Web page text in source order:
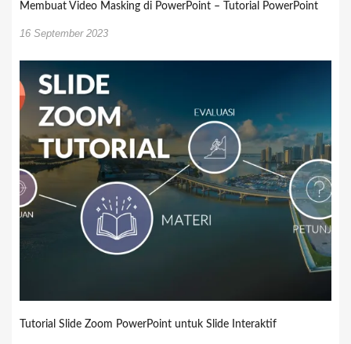
Membuat Video Masking di PowerPoint – Tutorial PowerPoint
16 September 2023
Tutorial Slide Zoom PowerPoint untuk Slide Interaktif